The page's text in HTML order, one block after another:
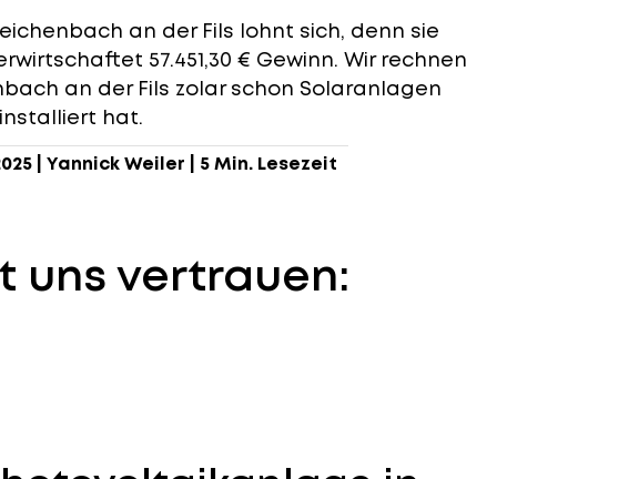
an der Fils lohnt sich, denn sie
57.451,30 € Gewinn. Wir rechnen
an der Fils zolar schon Solaranlagen
installiert hat.
| Yannick Weiler 5 Min. Lesezeit
uns vertrauen: